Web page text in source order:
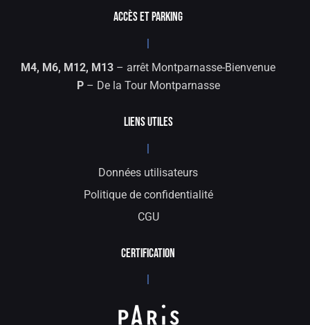
ACCÈS ET PARKING
|
M4, M6, M12, M13 – arrêt Montparnasse-Bienvenue
P– De la Tour Montparnasse
LIENS UTILES
|
Données utilisateurs
Politique de confidentialité
CGU
CERTIFICATION